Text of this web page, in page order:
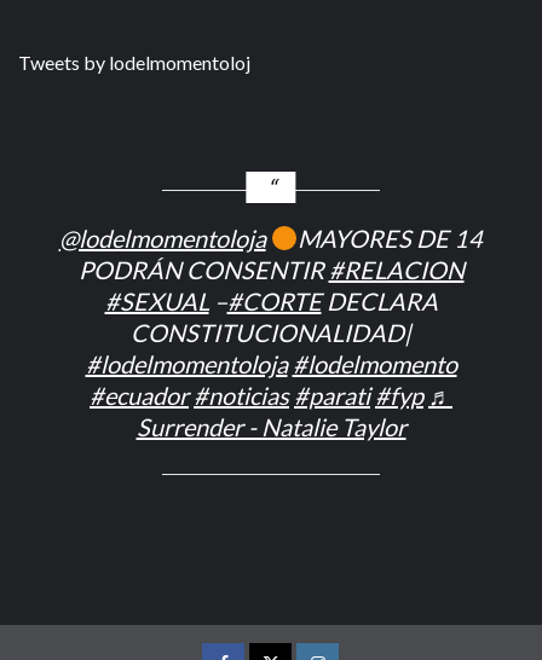
Tweets by lodelmomentoloj
@lodelmomentoloja
MAYORES DE 14
PODRÁN CONSENTIR#RELACION
#SEXUAL–#CORTEDECLARA
CONSTITUCIONALIDAD|
#lodelmomentoloja #lodelmomento
#ecuador #noticias #parati #fyp ♬
Surrender - Natalie Taylor